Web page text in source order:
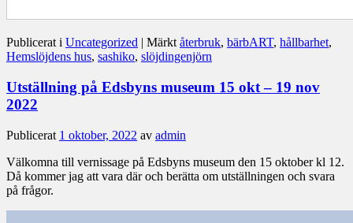
Publicerat i Uncategorized | Märkt återbruk, bärbART, hållbarhet,
Hemslöjdens hus, sashiko, slöjdingenjörn
Utställning på Edsbyns museum 15 okt – 19 nov
2022
Publicerat 1 oktober, 2022 av admin
Välkomna till vernissage på Edsbyns museum den 15 oktober kl 12.
Då kommer jag att vara där och berätta om utställningen och svara
på frågor.